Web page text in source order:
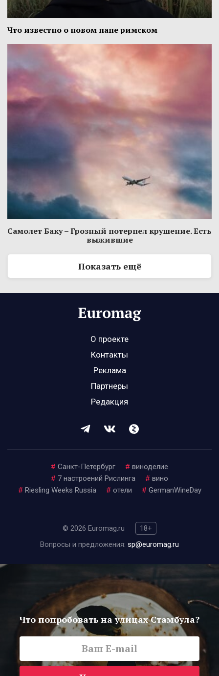
Что известно о новом папе римском
Самолет Баку – Грозный потерпел крушение. Есть
выжившие
Показать ещё
О проекте
Контакты
Реклама
Партнеры
Редакция
# Санкт-Петербург # виноделие
# 7 настроений Рислинга # вино
# Riesling Weeks Russia # отели # GermanWineDay
© 2026 Euromag.ru
18+
Вопросы и предложения: sp@euromag.ru
Что попробовать на улицах Стамбула?